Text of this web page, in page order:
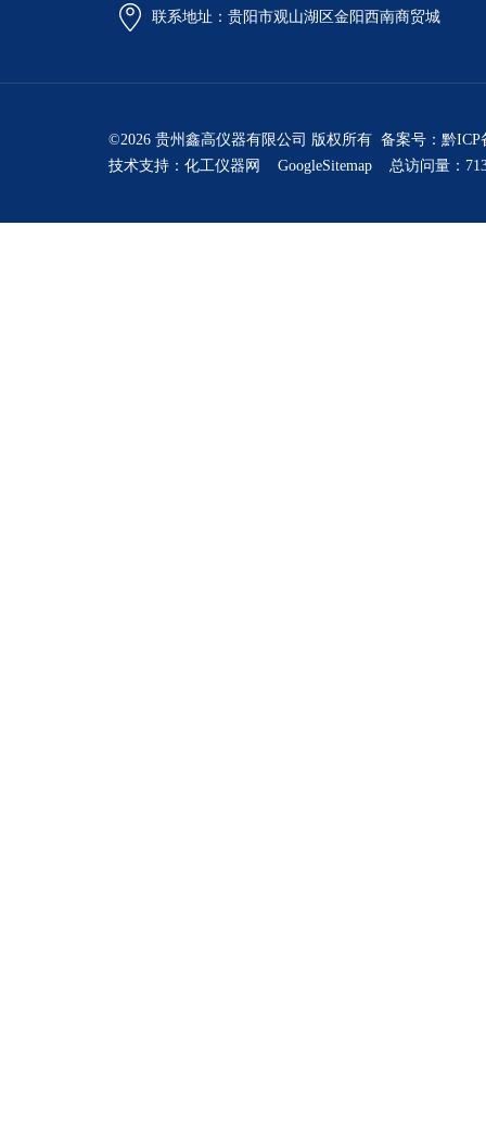
联系地址：贵阳市观山湖区金阳西南商贸城
©2026 贵州鑫高仪器有限公司 版权所有 备案号： 黔ICP
技术支持： 化工仪器网 GoogleSitemap 总访问量：